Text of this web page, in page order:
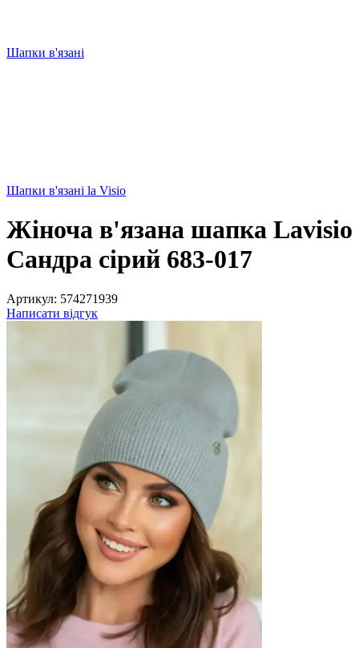
Шапки в'язані
Шапки в'язані la Visio
Жіноча в'язана шапка Lavisio
Сандра сірий 683-017
Артикул: 574271939
Написати відгук